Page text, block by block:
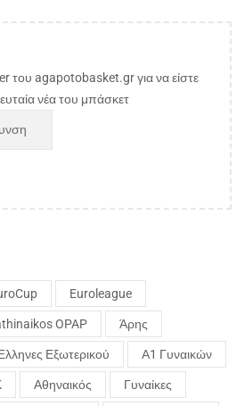
του agapotobasket.gr για να είστε
νέα του μπάσκετ
Euroleague
OPAP Άρης
Εξωτερικού Α1 Γυναικών
Αθηναικός Γυναίκες